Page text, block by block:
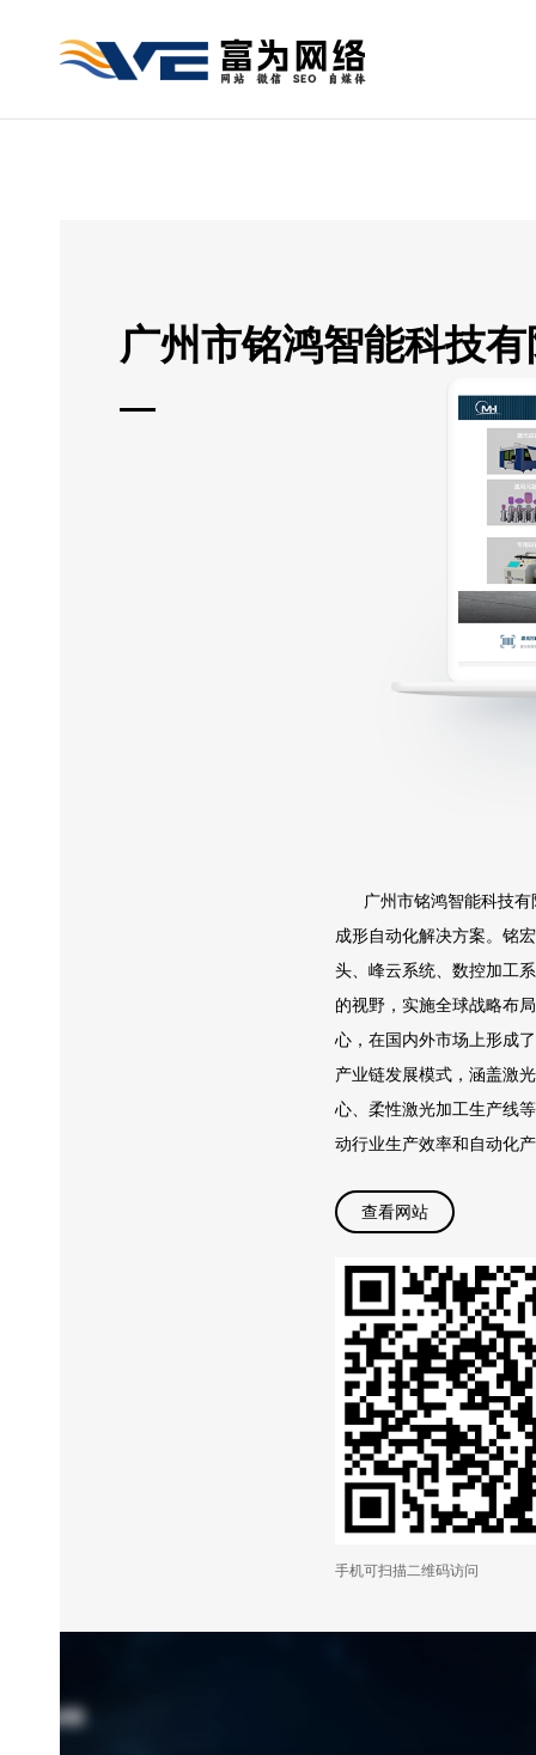
广州市铭鸿智能科技
广州市铭鸿智能科技有
成形自动化解决方案。铭
头、峰云系统、数控加工
的视野，实施全球战略布
心，在国内外市场上形成
产业链发展模式，涵盖激
心、柔性激光加工生产线
动行业生产效率和自动化
查看网站
手机可扫描二维码访问